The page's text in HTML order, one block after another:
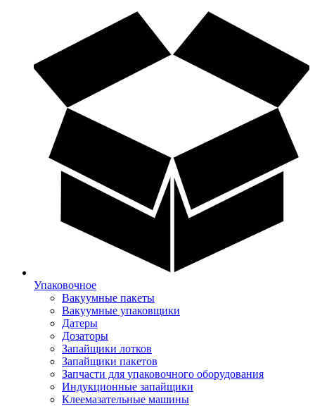
Упаковочное
Вакуумные пакеты
Вакуумные упаковщики
Датеры
Дозаторы
Запайщики лотков
Запайщики пакетов
Запчасти для упаковочного оборудования
Индукционные запайщики
Клеемазательные машины